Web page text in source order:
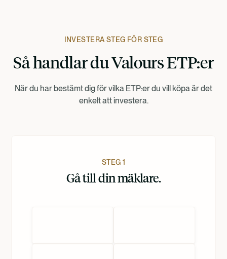
Dansk
INVESTERA STEG FÖR STEG
Så handlar du Valours ETP:er
När du har bestämt dig för vilka ETP:er du vill köpa är det
enkelt att investera.
STEG 1
Gå till din mäklare.